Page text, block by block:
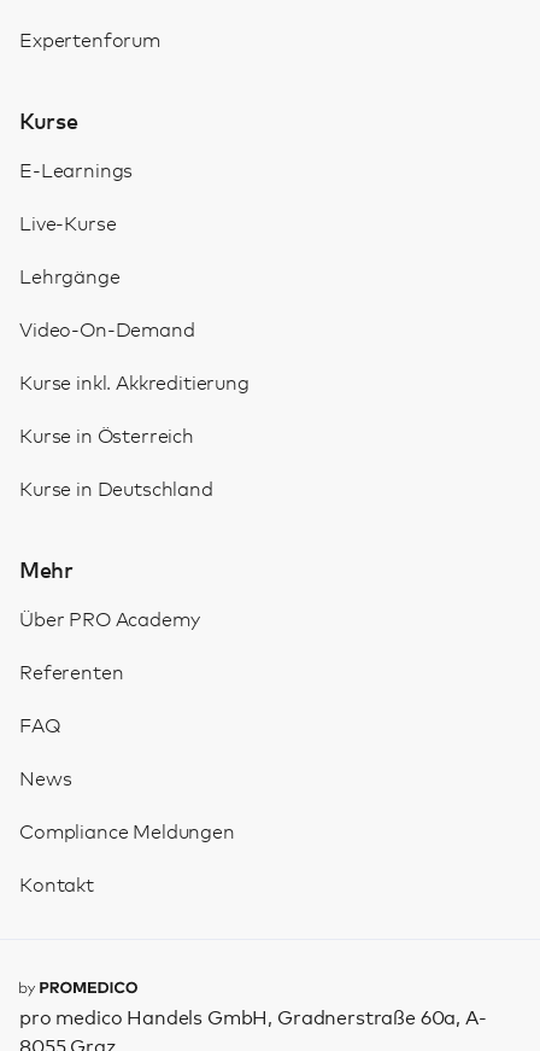
Expertenforum
Kurse
E-Learnings
Live-Kurse
Lehrgänge
Video-On-Demand
Kurse inkl. Akkreditierung
Kurse in Österreich
Kurse in Deutschland
Mehr
Über PRO Academy
Referenten
FAQ
News
Compliance Meldungen
Kontakt
pro medico Handels GmbH, Gradnerstraße 60a, A-